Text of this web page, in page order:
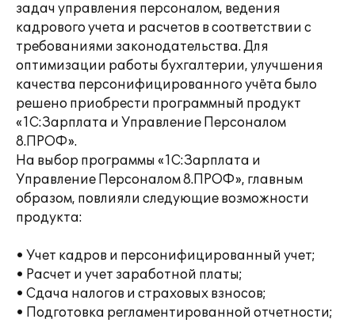
задач управления персоналом, ведения
кадрового учета и расчетов в соответствии с
требованиями законодательства. Для
оптимизации работы бухгалтерии, улучшения
качества персонифицированного учёта было
решено приобрести программный продукт
«1С:Зарплата и Управление Персоналом
8.ПРОФ».
На выбор программы «1С:Зарплата и
Управление Персоналом 8.ПРОФ», главным
образом, повлияли следующие возможности
продукта:
• Учет кадров и персонифицированный учет;
• Расчет и учет заработной платы;
• Сдача налогов и страховых взносов;
• Подготовка регламентированной отчетности;